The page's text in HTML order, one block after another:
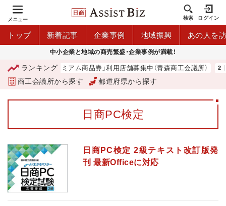
メニュー 検索 ログイン
トップ 新着記事 企業事例 地域振興 あの人を
中小企業と地域の商売繁盛・企業事例が満載！
ランキング
「青森市プレミアム商品券」利用店舗募集中（青森商工会議所）
商工会議所から探す 都道府県から探す
日商PC検定
日商PC検定 2級テキスト改訂版発
刊 最新Officeに対応